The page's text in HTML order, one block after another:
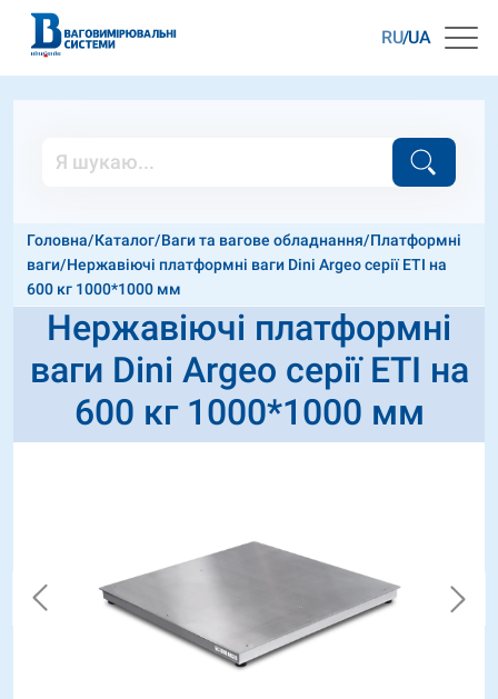
RU UA
Головна/Каталог/Ваги та вагове обладнання/Платформні
ваги/Нержавіючі платформні ваги Dini Argeo серії ETI на
600 кг 1000*1000 мм
Нержавіючі платформні
ваги Dini Argeo серії ETI на
600 кг 1000*1000 мм